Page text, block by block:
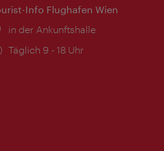
Info Flughafen Wien
Ort:
in der Ankunftshalle
Öffnungszeiten:
Täglich 9 - 18 Uhr